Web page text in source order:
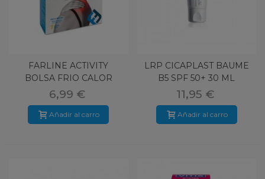
FARLINE ACTIVITY
BOLSA FRIO CALOR
TERAPEUTICA
6,99 €
Añadir al carro
LRP CICAPLAST BAUME
B5 SPF 50+ 30 ML
11,95 €
Añadir al carro